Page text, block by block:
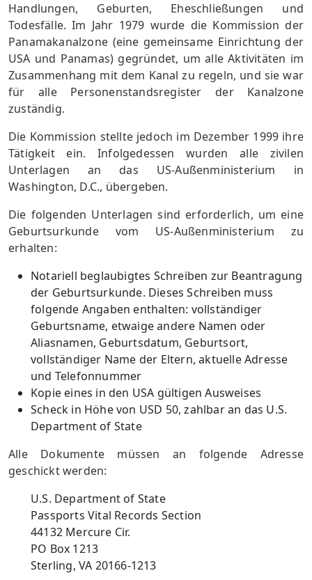
Handlungen, Geburten, Eheschließungen und
Todesfälle. Im Jahr 1979 wurde die Kommission der
Panamakanalzone (eine gemeinsame Einrichtung der
USA und Panamas) gegründet, um alle Aktivitäten im
Zusammenhang mit dem Kanal zu regeln, und sie war
für alle Personenstandsregister der Kanalzone
zuständig.
Die Kommission stellte jedoch im Dezember 1999 ihre
Tätigkeit ein. Infolgedessen wurden alle zivilen
Unterlagen an das US-Außenministerium in
Washington, D.C., übergeben.
Die folgenden Unterlagen sind erforderlich, um eine
Geburtsurkunde vom US-Außenministerium zu
erhalten:
Notariell beglaubigtes Schreiben zur Beantragung
der Geburtsurkunde. Dieses Schreiben muss
folgende Angaben enthalten: vollständiger
Geburtsname, etwaige andere Namen oder
Aliasnamen, Geburtsdatum, Geburtsort,
vollständiger Name der Eltern, aktuelle Adresse
und Telefonnummer
Kopie eines in den USA gültigen Ausweises
Scheck in Höhe von USD 50, zahlbar an das U.S.
Department of State
Alle Dokumente müssen an folgende Adresse
geschickt werden:
U.S. Department of State
Passports Vital Records Section
44132 Mercure Cir.
PO Box 1213
Sterling, VA 20166-1213